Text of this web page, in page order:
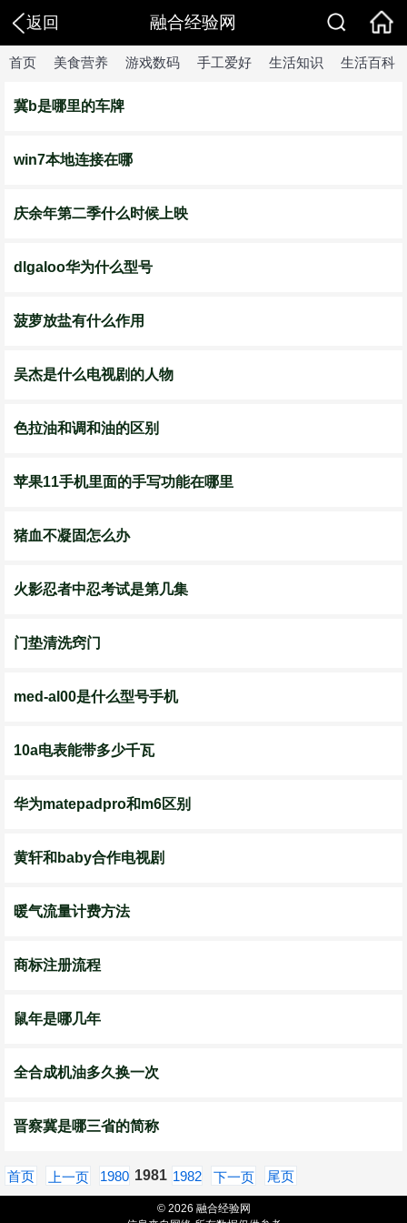
返回 融合经验网
首页 美食营养 游戏数码 手工爱好 生活知识 生活百科
冀b是哪里的车牌
win7本地连接在哪
庆余年第二季什么时候上映
dlgaloo华为什么型号
菠萝放盐有什么作用
吴杰是什么电视剧的人物
色拉油和调和油的区别
苹果11手机里面的手写功能在哪里
猪血不凝固怎么办
火影忍者中忍考试是第几集
门垫清洗窍门
med-al00是什么型号手机
10a电表能带多少千瓦
华为matepadpro和m6区别
黄轩和baby合作电视剧
暖气流量计费方法
商标注册流程
鼠年是哪几年
全合成机油多久换一次
晋察冀是哪三省的简称
首页 上一页 1980 1981 1982 下一页 尾页
© 2026 融合经验网